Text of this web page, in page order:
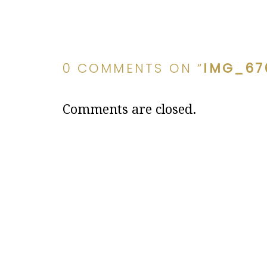
0 COMMENTS ON “
Comments are closed.